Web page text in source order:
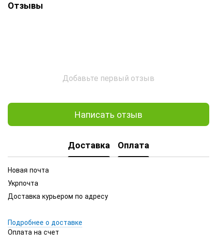
Отзывы
Добавьте первый отзыв
Написать отзыв
Доставка Оплата
Новая почта
Укрпочта
Доставка курьером по адресу
Подробнее о доставке
Оплата на счет